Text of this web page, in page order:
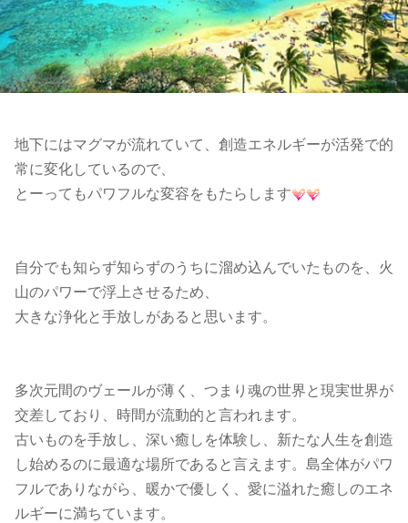
地下にはマグマが流れていて、創造エネルギーが活発で的
常に変化しているので、
とーってもパワフルな変容をもたらします
自分でも知らず知らずのうちに溜め込んでいたものを、火
山のパワーで浮上させるため、
大きな浄化と手放しがあると思います。
多次元間のヴェールが薄く、つまり魂の世界と現実世界が
交差しており、時間が流動的と言われます。
古いものを手放し、深い癒しを体験し、新たな人生を創造
し始めるのに最適な場所であると言えます。島全体がパワ
フルでありながら、暖かで優しく、愛に溢れた癒しのエネ
ルギーに満ちています。